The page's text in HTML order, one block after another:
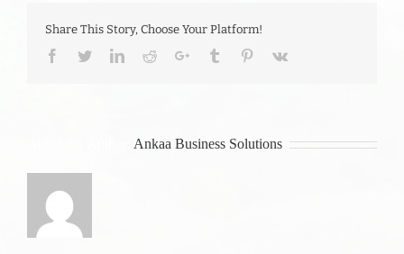
Share This Story, Choose Your Platform!
Facebook
TwitterLinkedIn
RedditGoogle+Tumblr Pinterest
Vk
Ankaa Business Solutions